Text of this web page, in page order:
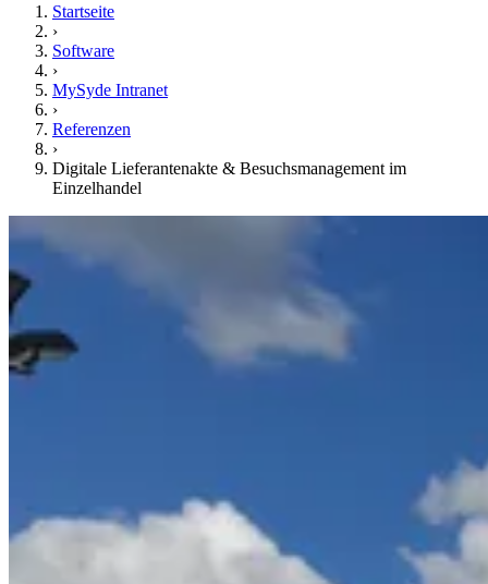
Startseite
›
Software
›
MySyde Intranet
›
Referenzen
›
Digitale Lieferantenakte & Besuchsmanagement im
Einzelhandel